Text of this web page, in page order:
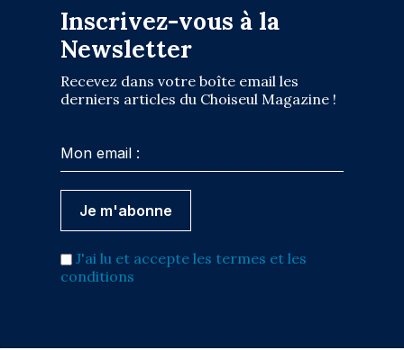
Inscrivez-vous à la
Newsletter
Recevez dans votre boîte email les
derniers articles du Choiseul Magazine !
J'ai lu et accepte les termes et les
conditions